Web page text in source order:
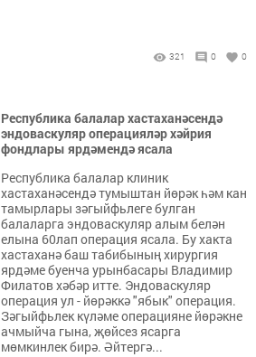
321 0 0
Республика балалар хастаханәсендә
эндоваскуляр операцияләр хәйрия
фондлары ярдәмендә ясала
Республика балалар клиник
хастаханәсендә тумыштан йөрәк һәм кан
тамырлары зәгыйфьлеге булган
балаларга эндоваскуляр алым белән
елына 60лап операция ясала. Бу хакта
хастаханә баш табибының хирургия
ярдәме буенча урынбасары Владимир
Филатов хәбәр итте. Эндоваскуляр
операция ул - йөрәккә "ябык" операция.
Зәгыйфьлек күләме операцияне йөрәкне
ачмыйча гына, җөйсез ясарга
мөмкинлек бирә. Әйтергә...